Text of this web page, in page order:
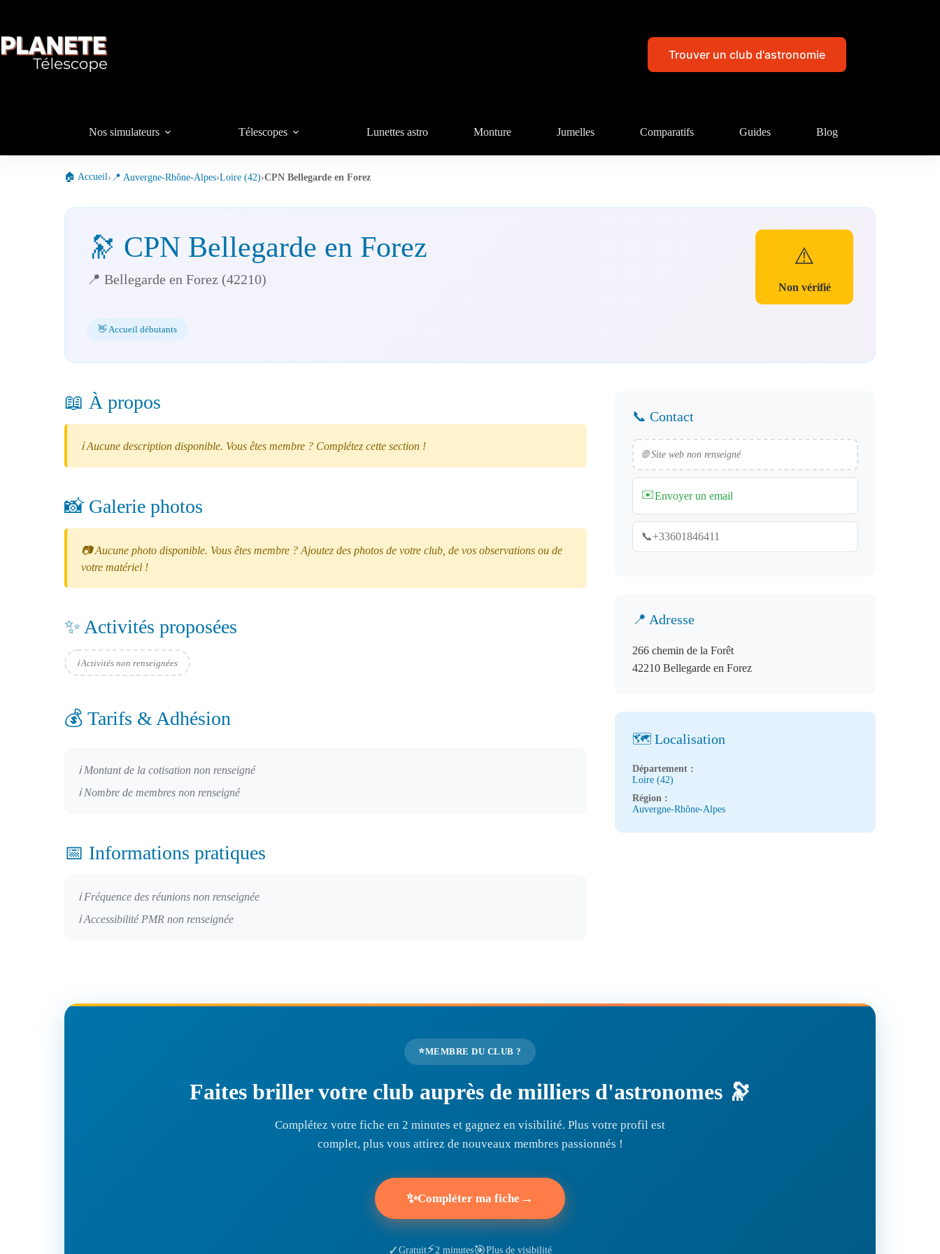
Trouver un club d'astronomie
Nos simulateurs Télescopes Lunettes astro Monture Jumelles Comparatifs Guides Blog
🏠 Accueil› 📍 Auvergne-Rhône-Alpes›Loire (42)›CPN Bellegarde en Forez
🔭 CPN Bellegarde en Forez
📍 Bellegarde en Forez (42210)
⚠️
Non vérifié
👋 Accueil débutants
📖 À propos
ℹ️ Aucune description disponible. Vous êtes membre ? Complétez cette section !
📸 Galerie photos
📷 Aucune photo disponible. Vous êtes membre ? Ajoutez des photos de votre club, de vos observations ou de
votre matériel !
✨ Activités proposées
ℹ️ Activités non renseignées
💰 Tarifs & Adhésion
ℹ️ Montant de la cotisation non renseigné
ℹ️ Nombre de membres non renseigné
📅 Informations pratiques
ℹ️ Fréquence des réunions non renseignée
ℹ️ Accessibilité PMR non renseignée
📞 Contact
🌐 Site web non renseigné
✉️Envoyer un email
📞+33601846411
📍 Adresse
266 chemin de la Forêt
42210 Bellegarde en Forez
🗺️ Localisation
Département :
Loire (42)
Région :
Auvergne-Rhône-Alpes
⭐MEMBRE DU CLUB ?
Faites briller votre club auprès de milliers d'astronomes 🔭
Complétez votre fiche en 2 minutes et gagnez en visibilité. Plus votre profil est
complet, plus vous attirez de nouveaux membres passionnés !
✨Compléter ma fiche →
✓ Gratuit⚡2 minutes🎯Plus de visibilité